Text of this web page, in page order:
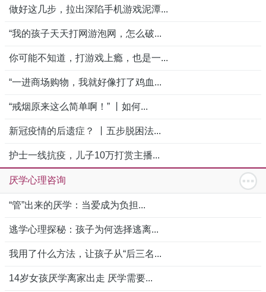
做好这几步，拉出深陷手机游戏泥潭...
“我的孩子天天打网游泡网，怎么破...
你可能不知道，打游戏上瘾，也是一...
“一进商场购物，我就好像打了鸡血...
“戒烟原来这么简单啊！” 丨如何...
新冠疫情的后遗症？ 丨五步脱困法...
护士一线抗疫，儿子10万打赏主播...
厌学心理咨询
“管”出来的厌学：当爱成为负担...
逃学心理探秘：孩子为何选择逃离...
我用了什么方法，让孩子从“后三名...
14岁女孩厌学离家出走 厌学需要...